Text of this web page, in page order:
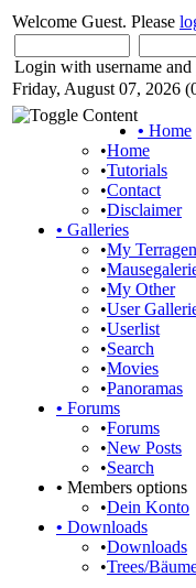
Welcome Guest. Please
Login with username and
Friday, August 07, 2026
• Home
•Home
•Tutorials
•Contact
•Disclaimer
• Galleries
•My
•
•My Other
•User
•Userlist
•Search
•Movies
•Panoramas
• Forums
•Forums
•New Posts
•Search
• Members options
•Dein Konto
• Downloads
•Downloads
•Trees/